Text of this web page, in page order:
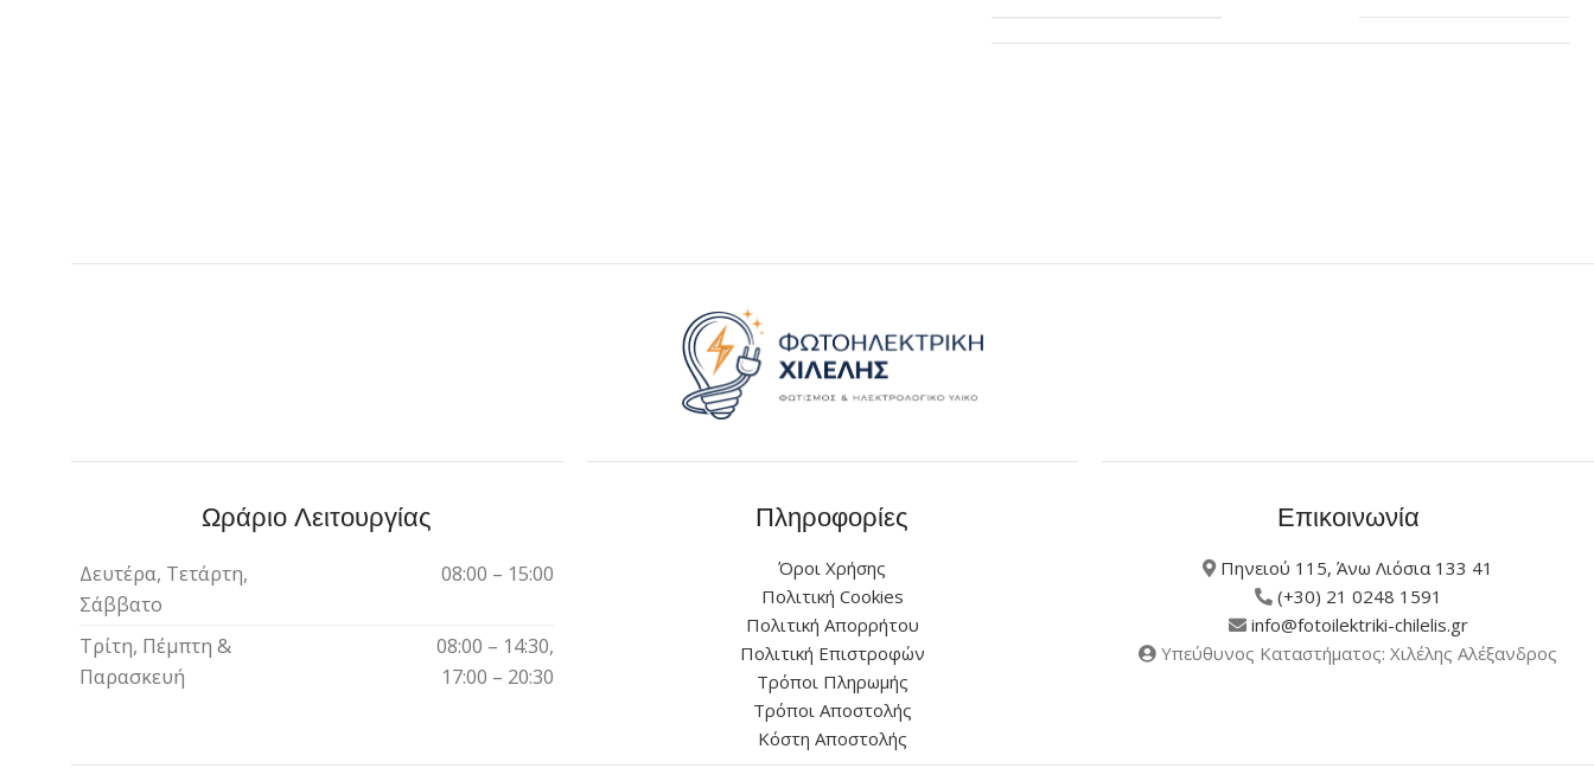
Ωράριο Λειτουργίας
Δευτέρα, Τετάρτη,
Σάββατο
08:00 – 15:00
Τρίτη, Πέμπτη &
Παρασκευή
08:00 – 14:30,
17:00 – 20:30
Πληροφορίες
Όροι Χρήσης
Πολιτική Cookies
Πολιτική Απορρήτου
Πολιτική Επιστροφών
Τρόποι Πληρωμής
Τρόποι Αποστολής
Κόστη Αποστολής
Επικοινωνία
Πηνειού 115, Άνω Λιόσια 133 41
(+30) 21 0248 1591
info@fotoilektriki-chilelis.gr
Υπεύθυνος Καταστήματος: Χιλέλης Αλέξανδρος